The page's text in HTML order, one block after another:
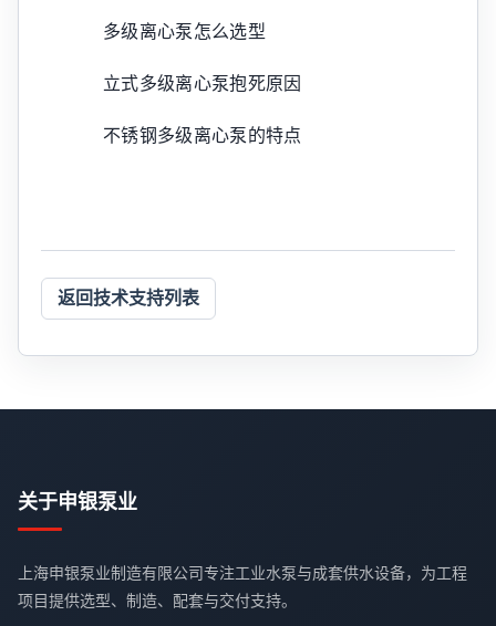
多级离心泵怎么选型
立式多级离心泵抱死原因
不锈钢多级离心泵的特点
返回技术支持列表
关于申银泵业
上海申银泵业制造有限公司专注工业水泵与成套供水设备，为工程
项目提供选型、制造、配套与交付支持。